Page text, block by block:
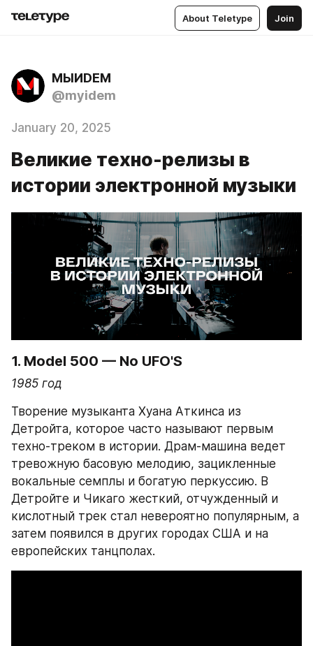
About Teletype Join
МЫИDЕМ
@myidem
January 20, 2025
Великие техно-релизы в
истории электронной музыки
1. Model 500 — No UFO'S
1985 год
Творение музыканта Хуана Аткинса из
Детройта, которое часто называют первым
техно-треком в истории. Драм-машина ведет
тревожную басовую мелодию, зацикленные
вокальные семплы и богатую перкуссию. В
Детройте и Чикаго жесткий, отчужденный и
кислотный трек стал невероятно популярным, а
затем появился в других городах США и на
европейских танцполах.